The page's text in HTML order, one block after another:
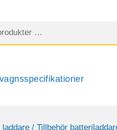
/ Tillbehör